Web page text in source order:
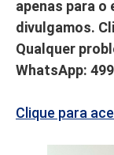
apenas para o
divulgamos.
Qualquer
WhatsApp:
Clique para